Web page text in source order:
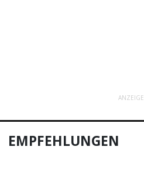
ANZEIGE
EMPFEHLUNGEN